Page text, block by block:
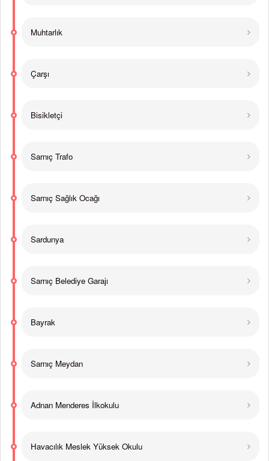
Muhtarlık
Çarşı
Bisikletçi
Sarnıç Trafo
Sarnıç Sağlık Ocağı
Sardunya
Sarnıç Belediye Garajı
Bayrak
Sarnıç Meydan
Adnan Menderes İlkokulu
Havacılık Meslek Yüksek Okulu